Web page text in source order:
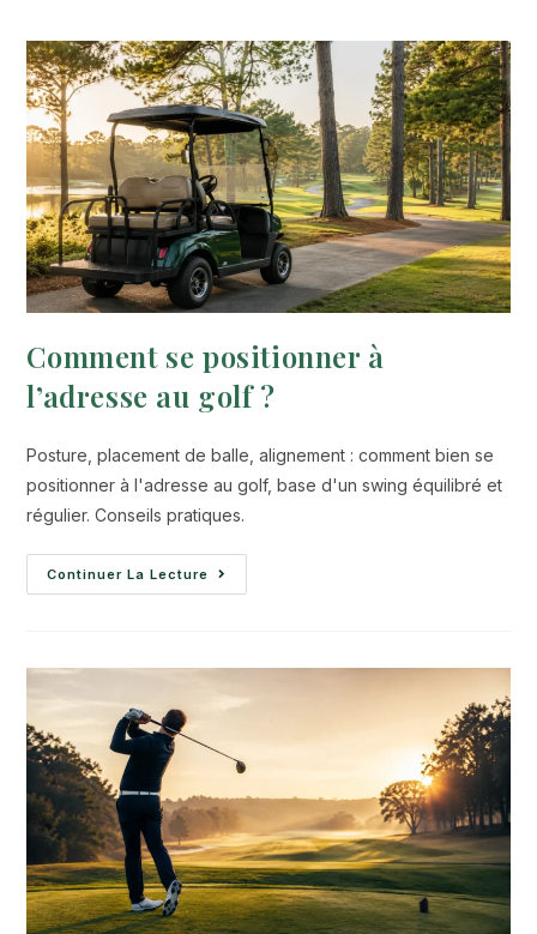
Comment se positionner à
l’adresse au golf ?
Posture, placement de balle, alignement : comment bien se
positionner à l'adresse au golf, base d'un swing équilibré et
régulier. Conseils pratiques.
Continuer La Lecture